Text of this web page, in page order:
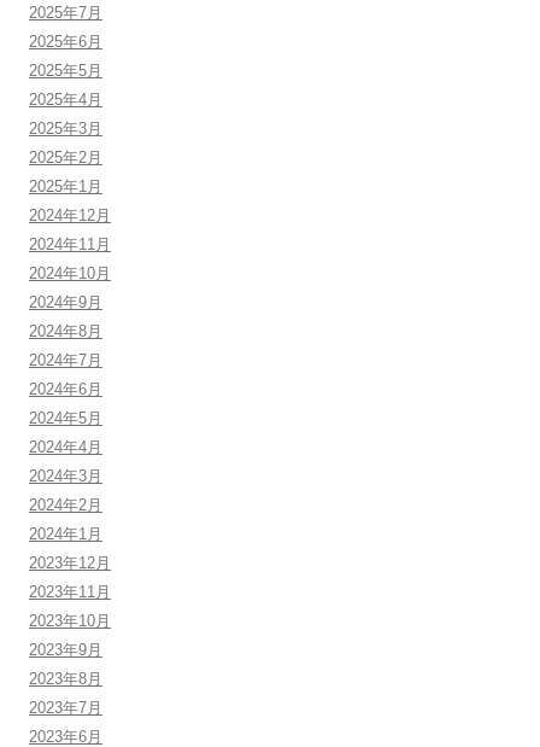
2025年7月
2025年6月
2025年5月
2025年4月
2025年3月
2025年2月
2025年1月
2024年12月
2024年11月
2024年10月
2024年9月
2024年8月
2024年7月
2024年6月
2024年5月
2024年4月
2024年3月
2024年2月
2024年1月
2023年12月
2023年11月
2023年10月
2023年9月
2023年8月
2023年7月
2023年6月